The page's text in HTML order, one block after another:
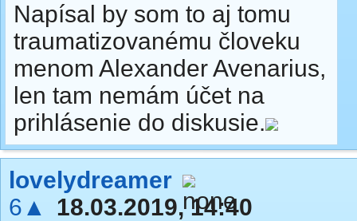
Napísal by som to aj tomu
traumatizovanému človeku
menom Alexander Avenarius,
len tam nemám účet na
prihlásenie do diskusie.
lovelydreamer
6▲
18.03.2019, 14:40